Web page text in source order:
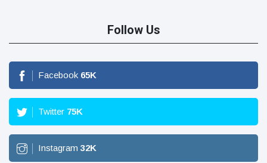
Follow Us
Facebook 65K
Twitter 75K
Instagram 32K